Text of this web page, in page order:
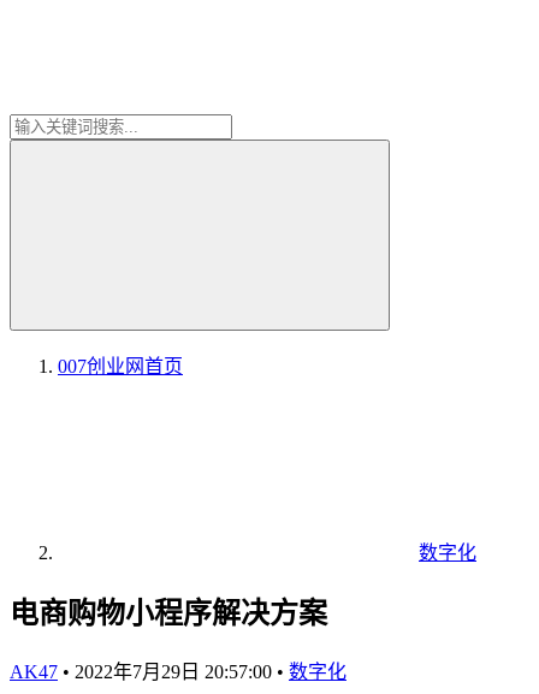
007创业网首页
数字化
电商购物小程序解决方案
AK47 • 2022年7月29日 20:57:00 • 数字化